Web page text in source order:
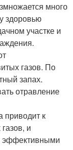
много
здоровью
участке и
газов. По
запах.
отравление
приводит к
и
эффективными